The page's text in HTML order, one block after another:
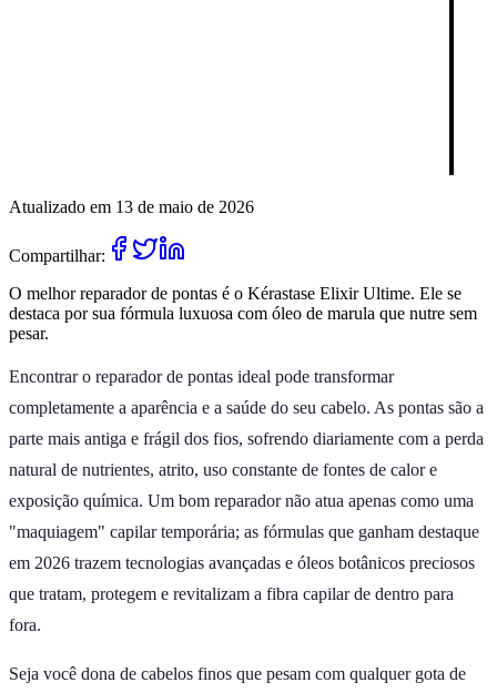
Atualizado em 13 de maio de 2026
Compartilhar:
O melhor reparador de pontas é o Kérastase Elixir Ultime. Ele se
destaca por sua fórmula luxuosa com óleo de marula que nutre sem
pesar.
Encontrar o reparador de pontas ideal pode transformar
completamente a aparência e a saúde do seu cabelo. As pontas são a
parte mais antiga e frágil dos fios, sofrendo diariamente com a perda
natural de nutrientes, atrito, uso constante de fontes de calor e
exposição química. Um bom reparador não atua apenas como uma
"maquiagem" capilar temporária; as fórmulas que ganham destaque
em 2026 trazem tecnologias avançadas e óleos botânicos preciosos
que tratam, protegem e revitalizam a fibra capilar de dentro para
fora.
Seja você dona de cabelos finos que pesam com qualquer gota de